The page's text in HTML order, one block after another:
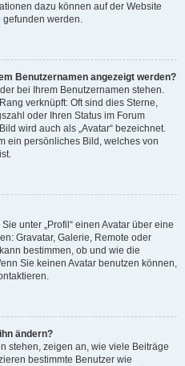
dazu können auf der Website
gefunden werden.
Benutzernamen angezeigt werden?
bei Ihrem Benutzernamen stehen.
verknüpft: Oft sind dies Sterne,
oder Ihren Status im Forum
wird auch als „Avatar“ bezeichnet.
ein persönliches Bild, welches von
unter „Profil“ einen Avatar über eine
Gravatar, Galerie, Remote oder
bestimmen, ob und wie die
Sie keinen Avatar benutzen können,
ändern?
stehen, zeigen an, wie viele Beiträge
bestimmte Benutzer wie